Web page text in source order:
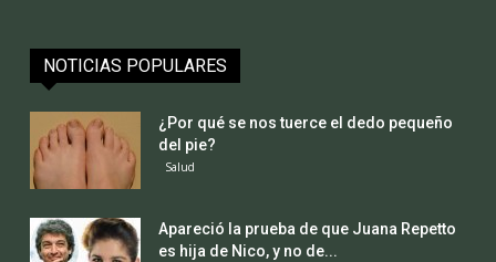
NOTICIAS POPULARES
¿Por qué se nos tuerce el dedo pequeño
del pie?
Salud
Apareció la prueba de que Juana Repetto
es hija de Nico, y no de...